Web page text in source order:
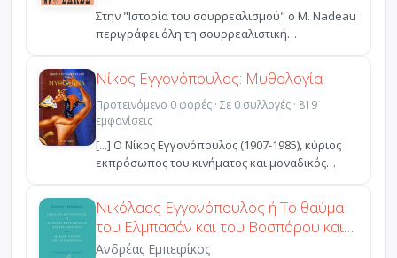
Στην "Iστορία του σουρρεαλισμού" ο M. Nadeau
περιγράφει όλη τη σουρρεαλιστική
δραστηριότητα, με την ...
Νίκος Εγγονόπουλος: Μυθολογία
Προτεινόμενο 0 φορές · Σε 0 συλλογές · 819
εμφανίσεις
[...] Ο Νίκος Εγγονόπουλος (1907-1985), κύριος
εκπρόσωπος του κινήματος και μοναδικός
μεσοπολεμικός ...
Νικόλαος Εγγονόπουλος ή Το θαύμα
του Ελμπασάν και του Βοσπόρου και
Διάλεξη για τον Νίκο Εγγονόπουλο
Ανδρέας Εμπειρίκος